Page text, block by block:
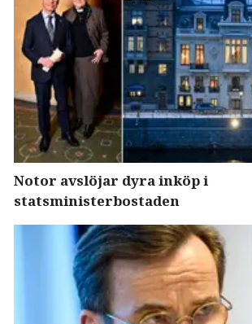
Notor avslöjar dyra inköp i
statsministerbostaden